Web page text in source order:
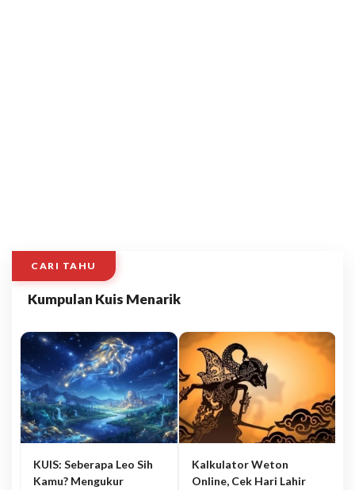
CARI TAHU
Kumpulan Kuis Menarik
KUIS: Seberapa Leo Sih
Kamu? Mengukur
Kalkulator Weton
Online, Cek Hari Lahir